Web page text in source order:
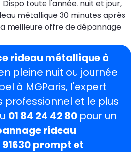
Dispo toute l'année, nuit et jour,
métallique 30 minutes après
meilleure offre de dépannage
rideau métallique à
pleine nuit ou journée
à MGParis, l'expert
professionnel et le plus
01 84 24 42 80 pour un
rideau
prompt et